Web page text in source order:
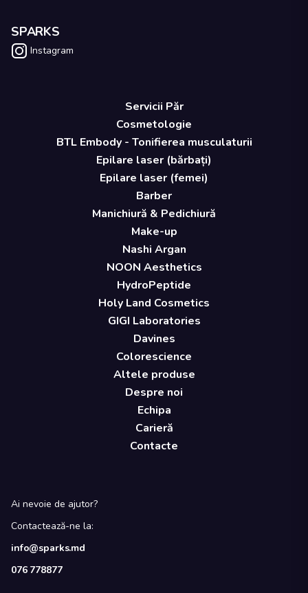
SPARKS
Instagram
Servicii Păr
Cosmetologie
BTL Embody - Tonifierea musculaturii
Epilare laser (bărbați)
Epilare laser (femei)
Barber
Manichiură & Pedichiură
Make-up
Nashi Argan
NOON Aesthetics
HydroPeptide
Holy Land Cosmetics
GIGI Laboratories
Davines
Colorescience
Altele produse
Despre noi
Echipa
Carieră
Contacte
Ai nevoie de ajutor?
Contactează-ne la:
info@sparks.md
076 778877